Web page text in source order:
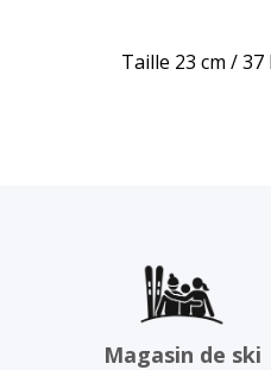
Taille 23 cm / 37
Magasin de ski